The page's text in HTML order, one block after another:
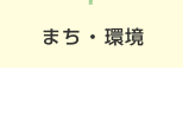
まち・環境